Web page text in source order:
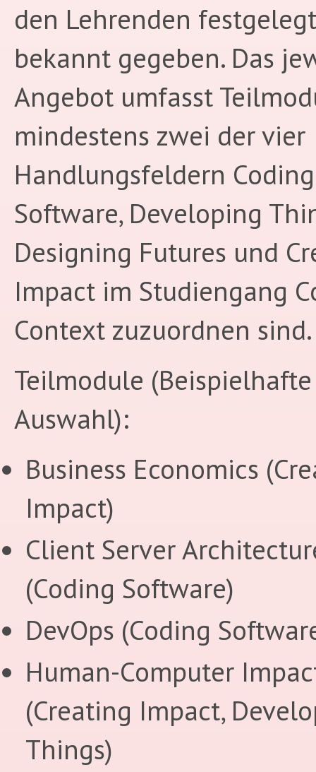
den Lehrenden
bekannt gegeben. Das
Angebot umfasst
mindestens zwei der vier
Handlungsfeldern Coding
Software, Developing
Designing Futures und
Impact im Studiengang
Context zuzuordnen sind.
Teilmodule (Beispielhafte
Auswahl):
Business Economics
Impact)
Client Server
(Coding Software)
DevOps (Coding
Human-Computer
(Creating Impact,
Things)